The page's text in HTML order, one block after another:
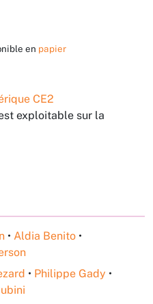
en papier
CE2
exploitable sur la
• Aldia Benito •
• Philippe Gady •